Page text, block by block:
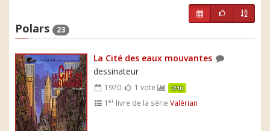
Polars 23
La Cité des eaux mouvantes
dessinateur
1970 1 vote 7/10
1er livre de la sérieValérian